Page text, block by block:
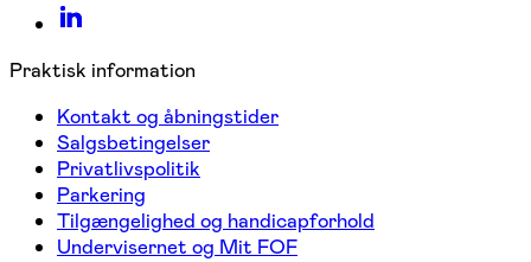
Praktisk information
Kontakt og åbningstider
Salgsbetingelser
Privatlivspolitik
Parkering
Tilgængelighed og handicapforhold
Undervisernet og Mit FOF